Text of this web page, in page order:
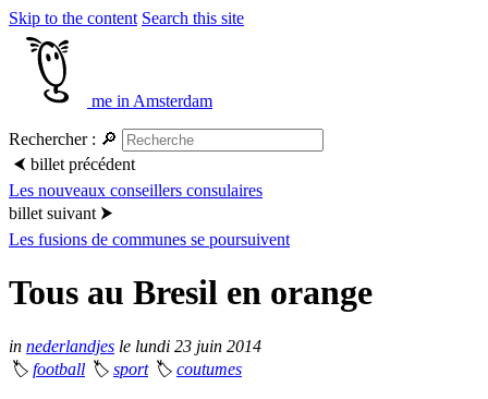
Skip to the content Search this site
me in Amsterdam
Rechercher : 🔎
⮜ billet précédent
Les nouveaux conseillers consulaires
billet suivant ⮞
Les fusions de communes se poursuivent
Tous au Bresil en orange
in nederlandjes le lundi 23 juin 2014
🏷 football 🏷 sport 🏷 coutumes